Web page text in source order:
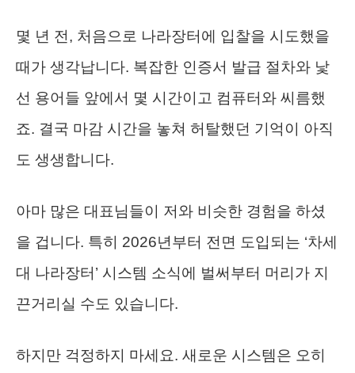
몇 년 전, 처음으로 나라장터에 입찰을 시도했을
때가 생각납니다. 복잡한 인증서 발급 절차와 낯
선 용어들 앞에서 몇 시간이고 컴퓨터와 씨름했
죠. 결국 마감 시간을 놓쳐 허탈했던 기억이 아직
도 생생합니다.
아마 많은 대표님들이 저와 비슷한 경험을 하셨
을 겁니다. 특히 2026년부터 전면 도입되는 ‘차세
대 나라장터’ 시스템 소식에 벌써부터 머리가 지
끈거리실 수도 있습니다.
하지만 걱정하지 마세요. 새로운 시스템은 오히